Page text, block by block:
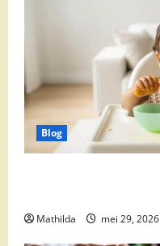
Blog
Mathilda mei 29, 2026